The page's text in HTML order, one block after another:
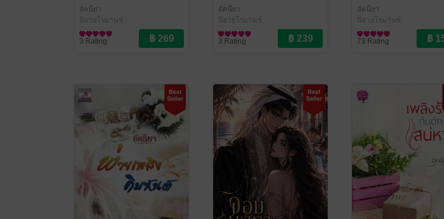
อัคนียา
นิยายโรมานซ์
3 Rating
อัคนียา
นิยายโรมานซ์
3 Rating
อัคนียา
นิยายโรมานซ์
73 Rating